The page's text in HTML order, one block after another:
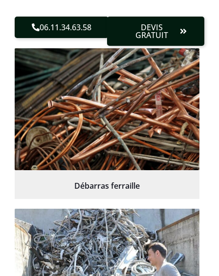
06.11.34.63.58 DEVIS
GRATUIT
Débarras ferraille